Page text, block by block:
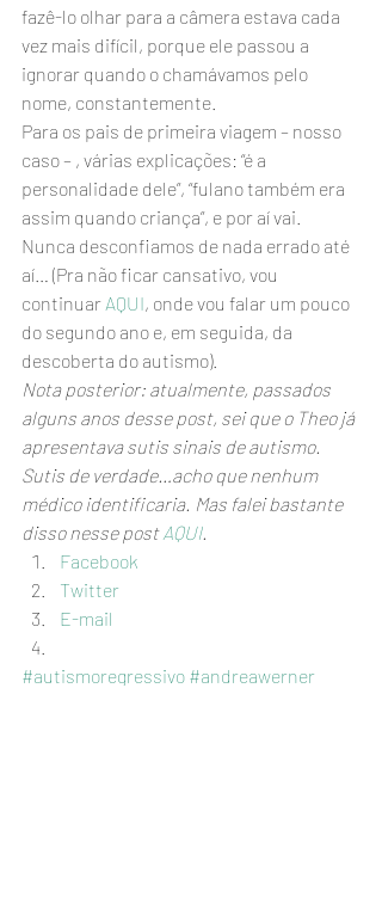
fazê-lo olhar para a câmera estava cada
vez mais difícil, porque ele passou a
ignorar quando o chamávamos pelo
nome, constantemente.
Para os pais de primeira viagem – nosso
caso – , várias explicações: “é a
personalidade dele”, “fulano também era
assim quando criança”, e por aí vai.
Nunca desconfiamos de nada errado até
aí… (Pra não ficar cansativo, vou
continuar AQUI, onde vou falar um pouco
do segundo ano e, em seguida, da
descoberta do autismo).
Nota posterior: atualmente, passados
alguns anos desse post, sei que o Theo já
apresentava sutis sinais de autismo.
Sutis de verdade…acho que nenhum
médico identificaria. Mas falei bastante
disso nesse post AQUI.
Facebook
Twitter
E-mail
#autismoregressivo #andreawerner